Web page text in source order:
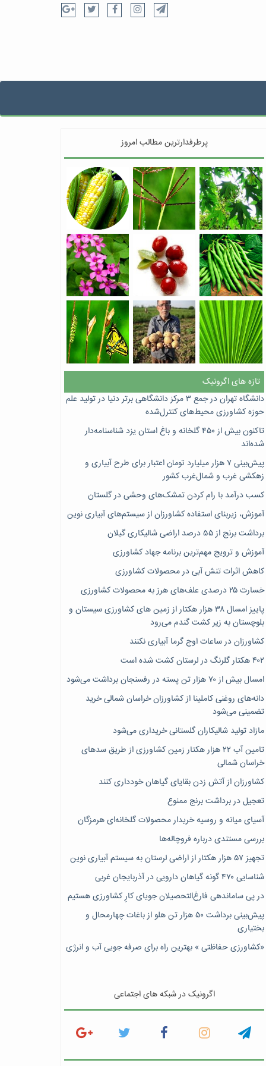
پرطرفدارترین مطالب امروز
تازه های اگرونیک
دانشگاه تهران در جمع ۳ مرکز دانشگاهی برتر دنیا در تولید علم
حوزه کشاورزی محیط‌های کنترل‌شده
تاکنون بیش از ۴۵۰ گلخانه و باغ استان یزد شناسنامه‌دار
شده‌اند
پیش‌بینی ۷‌ هزار میلیارد تومان اعتبار برای طرح آبیاری و
زهکشی غرب و شمال‌غرب کشور
کسب درآمد با رام کردن تمشک‌های وحشی در گلستان
آموزش، زیربنای استفاده کشاورزان از سیستم‌های آبیاری نوین
برداشت برنج از ۵۵ درصد اراضی شالیکاری گیلان
آموزش و ترویج مهم‌ترین برنامه جهاد کشاورزی
کاهش اثرات تنش آبی در محصولات کشاورزی
خسارت ۲۵ درصدی علف‌های هرز به محصولات کشاورزی
پاییز امسال ۳۸ هزار هکتار از زمین های کشاورزی سیستان و
بلوچستان به زیر کشت گندم می‌رود
کشاورزان در ساعات اوج گرما آبیاری نکنند
۴۰۲ هکتار گلرنگ در لرستان کشت شده است
امسال بیش از ۷۰ هزار تن پسته در رفسنجان برداشت می‌شود
دانه‌های روغنی کاملینا از کشاورزان خراسان شمالی خرید
تضمینی می‌شود
مازاد تولید شالیکاران گلستانی خریداری می‌شود
تامین آب ۲۲ هزار هکتار زمین کشاورزی از طریق سدهای
خراسان شمالی
کشاورزان از آتش زدن بقایای گیاهان خودداری کنند
تعجیل در برداشت برنج ممنوع
آسیای میانه و روسیه خریدار محصولات گلخانه‌ای هرمزگان
بررسی مستندی درباره فروچاله‌ها
تجهیز ۵۷ هزار هکتار از اراضی لرستان به سیستم آبیاری نوین
شناسایی ۴۷٠ گونه گیاهان دارویی در آذربایجان غربی
در پی ساماندهی فارغ‌التحصیلان جویای کارِ کشاورزی هستیم
پیش‎‌بینی برداشت ۵۰ هزار تن هلو از باغات چهارمحال و
بختیاری
«کشاورزی حفاظتی » بهترین راه برای صرفه جویی آب و انرژی
اگرونیک در شبکه های اجتماعی